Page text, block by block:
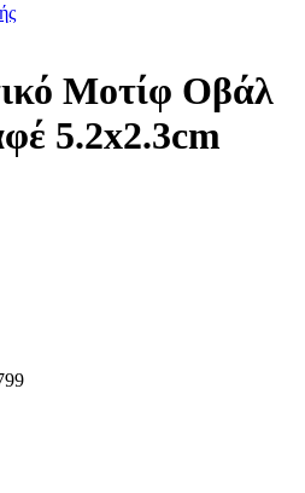
Μοτίφ Οβάλ
5.2x2.3cm